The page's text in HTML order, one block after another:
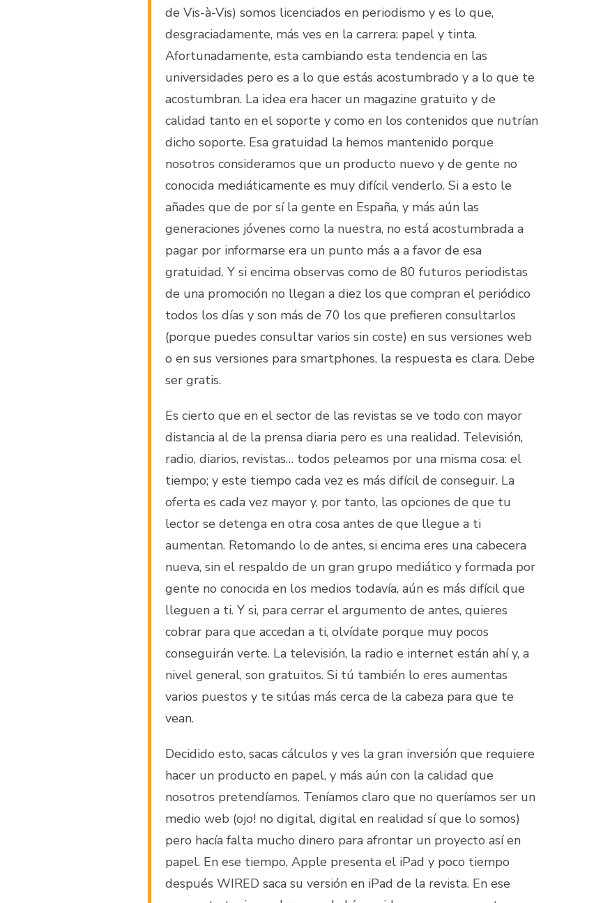
de Vis-à-Vis) somos licenciados en periodismo y es lo que,
desgraciadamente, más ves en la carrera: papel y tinta.
Afortunadamente, esta cambiando esta tendencia en las
universidades pero es a lo que estás acostumbrado y a lo que te
acostumbran. La idea era hacer un magazine gratuito y de
calidad tanto en el soporte y como en los contenidos que nutrían
dicho soporte. Esa gratuidad la hemos mantenido porque
nosotros consideramos que un producto nuevo y de gente no
conocida mediáticamente es muy difícil venderlo. Si a esto le
añades que de por sí la gente en España, y más aún las
generaciones jóvenes como la nuestra, no está acostumbrada a
pagar por informarse era un punto más a a favor de esa
gratuidad. Y si encima observas como de 80 futuros periodistas
de una promoción no llegan a diez los que compran el periódico
todos los días y son más de 70 los que prefieren consultarlos
(porque puedes consultar varios sin coste) en sus versiones web
o en sus versiones para smartphones, la respuesta es clara. Debe
ser gratis.
Es cierto que en el sector de las revistas se ve todo con mayor
distancia al de la prensa diaria pero es una realidad. Televisión,
radio, diarios, revistas… todos peleamos por una misma cosa: el
tiempo; y este tiempo cada vez es más difícil de conseguir. La
oferta es cada vez mayor y, por tanto, las opciones de que tu
lector se detenga en otra cosa antes de que llegue a ti
aumentan. Retomando lo de antes, si encima eres una cabecera
nueva, sin el respaldo de un gran grupo mediático y formada por
gente no conocida en los medios todavía, aún es más difícil que
lleguen a ti. Y si, para cerrar el argumento de antes, quieres
cobrar para que accedan a ti, olvídate porque muy pocos
conseguirán verte. La televisión, la radio e internet están ahí y, a
nivel general, son gratuitos. Si tú también lo eres aumentas
varios puestos y te sitúas más cerca de la cabeza para que te
vean.
Decidido esto, sacas cálculos y ves la gran inversión que requiere
hacer un producto en papel, y más aún con la calidad que
nosotros pretendíamos. Teníamos claro que no queríamos ser un
medio web (ojo! no digital, digital en realidad sí que lo somos)
pero hacía falta mucho dinero para afrontar un proyecto así en
papel. En ese tiempo, Apple presenta el iPad y poco tiempo
después WIRED saca su versión en iPad de la revista. En ese